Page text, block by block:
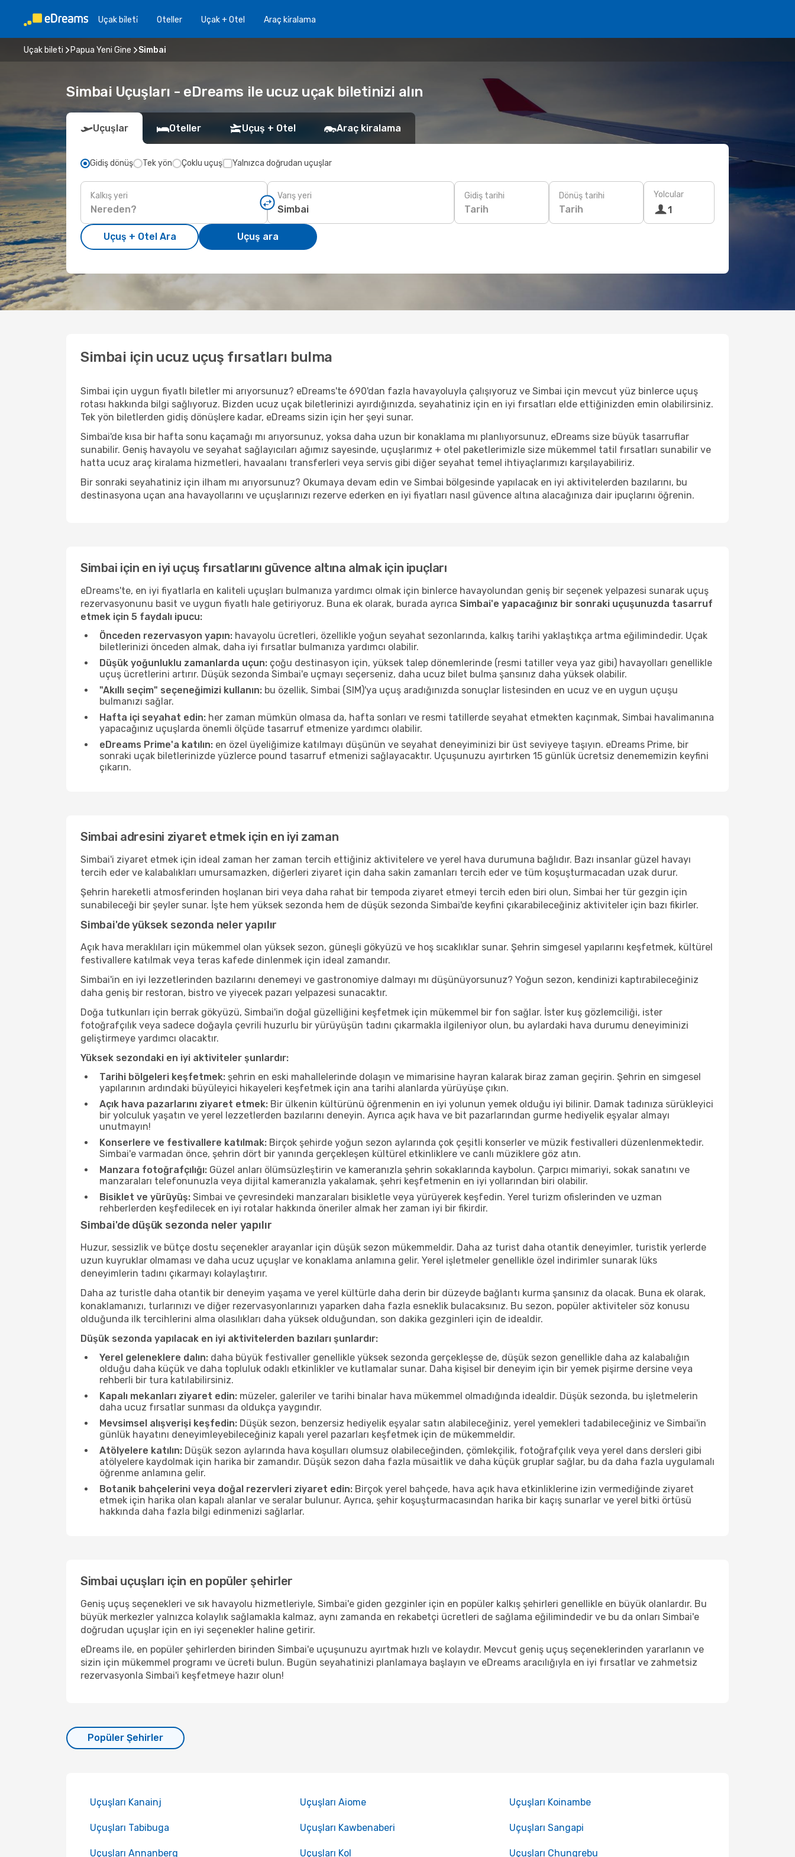
Uçak bi̇leti̇ Oteller Uçak + Otel Araç ki̇ralama
Uçak bileti Papua Yeni Gine Simbai
Simbai Uçuşları - eDreams ile ucuz uçak biletinizi alın
Uçuşlar Oteller Uçuş + Otel Araç kiralama
Gidiş dönüş Tek yön Çoklu uçuş Yalnızca doğrudan uçuşlar
Kalkış yeri Varış yeri Gidiş tarihi
Tarih
Dönüş tarihi
Tarih
Yolcular
1
Uçuş + Otel Ara Uçuş ara
Simbai için ucuz uçuş fırsatları bulma
Simbai için uygun fiyatlı biletler mi arıyorsunuz? eDreams'te 690'dan fazla havayoluyla çalışıyoruz ve Simbai için mevcut yüz binlerce uçuş
rotası hakkında bilgi sağlıyoruz. Bizden ucuz uçak biletlerinizi ayırdığınızda, seyahatiniz için en iyi fırsatları elde ettiğinizden emin olabilirsiniz.
Tek yön biletlerden gidiş dönüşlere kadar, eDreams sizin için her şeyi sunar.
Simbai'de kısa bir hafta sonu kaçamağı mı arıyorsunuz, yoksa daha uzun bir konaklama mı planlıyorsunuz, eDreams size büyük tasarruflar
sunabilir. Geniş havayolu ve seyahat sağlayıcıları ağımız sayesinde, uçuşlarımız + otel paketlerimizle size mükemmel tatil fırsatları sunabilir ve
hatta ucuz araç kiralama hizmetleri, havaalanı transferleri veya servis gibi diğer seyahat temel ihtiyaçlarımızı karşılayabiliriz.
Bir sonraki seyahatiniz için ilham mı arıyorsunuz? Okumaya devam edin ve Simbai bölgesinde yapılacak en iyi aktivitelerden bazılarını, bu
destinasyona uçan ana havayollarını ve uçuşlarınızı rezerve ederken en iyi fiyatları nasıl güvence altına alacağınıza dair ipuçlarını öğrenin.
Simbai için en iyi uçuş fırsatlarını güvence altına almak için ipuçları
eDreams'te, en iyi fiyatlarla en kaliteli uçuşları bulmanıza yardımcı olmak için binlerce havayolundan geniş bir seçenek yelpazesi sunarak uçuş
rezervasyonunu basit ve uygun fiyatlı hale getiriyoruz. Buna ek olarak, burada ayrıca Simbai'e yapacağınız bir sonraki uçuşunuzda tasarruf
etmek için 5 faydalı ipucu:
Önceden rezervasyon yapın: havayolu ücretleri, özellikle yoğun seyahat sezonlarında, kalkış tarihi yaklaştıkça artma eğilimindedir. Uçak
biletlerinizi önceden almak, daha iyi fırsatlar bulmanıza yardımcı olabilir.
Düşük yoğunluklu zamanlarda uçun: çoğu destinasyon için, yüksek talep dönemlerinde (resmi tatiller veya yaz gibi) havayolları genellikle
uçuş ücretlerini artırır. Düşük sezonda Simbai'e uçmayı seçerseniz, daha ucuz bilet bulma şansınız daha yüksek olabilir.
"Akıllı seçim" seçeneğimizi kullanın: bu özellik, Simbai (SIM)'ya uçuş aradığınızda sonuçlar listesinden en ucuz ve en uygun uçuşu
bulmanızı sağlar.
Hafta içi seyahat edin: her zaman mümkün olmasa da, hafta sonları ve resmi tatillerde seyahat etmekten kaçınmak, Simbai havalimanına
yapacağınız uçuşlarda önemli ölçüde tasarruf etmenize yardımcı olabilir.
eDreams Prime'a katılın: en özel üyeliğimize katılmayı düşünün ve seyahat deneyiminizi bir üst seviyeye taşıyın. eDreams Prime, bir
sonraki uçak biletlerinizde yüzlerce pound tasarruf etmenizi sağlayacaktır. Uçuşunuzu ayırtırken 15 günlük ücretsiz denememizin keyfini
çıkarın.
Simbai adresini ziyaret etmek için en iyi zaman
Simbai'i ziyaret etmek için ideal zaman her zaman tercih ettiğiniz aktivitelere ve yerel hava durumuna bağlıdır. Bazı insanlar güzel havayı
tercih eder ve kalabalıkları umursamazken, diğerleri ziyaret için daha sakin zamanları tercih eder ve tüm koşuşturmacadan uzak durur.
Şehrin hareketli atmosferinden hoşlanan biri veya daha rahat bir tempoda ziyaret etmeyi tercih eden biri olun, Simbai her tür gezgin için
sunabileceği bir şeyler sunar. İşte hem yüksek sezonda hem de düşük sezonda Simbai'de keyfini çıkarabileceğiniz aktiviteler için bazı fikirler.
Simbai'de yüksek sezonda neler yapılır
Açık hava meraklıları için mükemmel olan yüksek sezon, güneşli gökyüzü ve hoş sıcaklıklar sunar. Şehrin simgesel yapılarını keşfetmek, kültürel
festivallere katılmak veya teras kafede dinlenmek için ideal zamandır.
Simbai'in en iyi lezzetlerinden bazılarını denemeyi ve gastronomiye dalmayı mı düşünüyorsunuz? Yoğun sezon, kendinizi kaptırabileceğiniz
daha geniş bir restoran, bistro ve yiyecek pazarı yelpazesi sunacaktır.
Doğa tutkunları için berrak gökyüzü, Simbai'in doğal güzelliğini keşfetmek için mükemmel bir fon sağlar. İster kuş gözlemciliği, ister
fotoğrafçılık veya sadece doğayla çevrili huzurlu bir yürüyüşün tadını çıkarmakla ilgileniyor olun, bu aylardaki hava durumu deneyiminizi
geliştirmeye yardımcı olacaktır.
Yüksek sezondaki en iyi aktiviteler şunlardır:
Tarihi bölgeleri keşfetmek: şehrin en eski mahallelerinde dolaşın ve mimarisine hayran kalarak biraz zaman geçirin. Şehrin en simgesel
yapılarının ardındaki büyüleyici hikayeleri keşfetmek için ana tarihi alanlarda yürüyüşe çıkın.
Açık hava pazarlarını ziyaret etmek: Bir ülkenin kültürünü öğrenmenin en iyi yolunun yemek olduğu iyi bilinir. Damak tadınıza sürükleyici
bir yolculuk yaşatın ve yerel lezzetlerden bazılarını deneyin. Ayrıca açık hava ve bit pazarlarından gurme hediyelik eşyalar almayı
unutmayın!
Konserlere ve festivallere katılmak: Birçok şehirde yoğun sezon aylarında çok çeşitli konserler ve müzik festivalleri düzenlenmektedir.
Simbai'e varmadan önce, şehrin dört bir yanında gerçekleşen kültürel etkinliklere ve canlı müziklere göz atın.
Manzara fotoğrafçılığı: Güzel anları ölümsüzleştirin ve kameranızla şehrin sokaklarında kaybolun. Çarpıcı mimariyi, sokak sanatını ve
manzaraları telefonunuzla veya dijital kameranızla yakalamak, şehri keşfetmenin en iyi yollarından biri olabilir.
Bisiklet ve yürüyüş: Simbai ve çevresindeki manzaraları bisikletle veya yürüyerek keşfedin. Yerel turizm ofislerinden ve uzman
rehberlerden keşfedilecek en iyi rotalar hakkında öneriler almak her zaman iyi bir fikirdir.
Simbai'de düşük sezonda neler yapılır
Huzur, sessizlik ve bütçe dostu seçenekler arayanlar için düşük sezon mükemmeldir. Daha az turist daha otantik deneyimler, turistik yerlerde
uzun kuyruklar olmaması ve daha ucuz uçuşlar ve konaklama anlamına gelir. Yerel işletmeler genellikle özel indirimler sunarak lüks
deneyimlerin tadını çıkarmayı kolaylaştırır.
Daha az turistle daha otantik bir deneyim yaşama ve yerel kültürle daha derin bir düzeyde bağlantı kurma şansınız da olacak. Buna ek olarak,
konaklamanızı, turlarınızı ve diğer rezervasyonlarınızı yaparken daha fazla esneklik bulacaksınız. Bu sezon, popüler aktiviteler söz konusu
olduğunda ilk tercihlerini alma olasılıkları daha yüksek olduğundan, son dakika gezginleri için de idealdir.
Düşük sezonda yapılacak en iyi aktivitelerden bazıları şunlardır:
Yerel geleneklere dalın: daha büyük festivaller genellikle yüksek sezonda gerçekleşse de, düşük sezon genellikle daha az kalabalığın
olduğu daha küçük ve daha topluluk odaklı etkinlikler ve kutlamalar sunar. Daha kişisel bir deneyim için bir yemek pişirme dersine veya
rehberli bir tura katılabilirsiniz.
Kapalı mekanları ziyaret edin: müzeler, galeriler ve tarihi binalar hava mükemmel olmadığında idealdir. Düşük sezonda, bu işletmelerin
daha ucuz fırsatlar sunması da oldukça yaygındır.
Mevsimsel alışverişi keşfedin: Düşük sezon, benzersiz hediyelik eşyalar satın alabileceğiniz, yerel yemekleri tadabileceğiniz ve Simbai'in
günlük hayatını deneyimleyebileceğiniz kapalı yerel pazarları keşfetmek için de mükemmeldir.
Atölyelere katılın: Düşük sezon aylarında hava koşulları olumsuz olabileceğinden, çömlekçilik, fotoğrafçılık veya yerel dans dersleri gibi
atölyelere kaydolmak için harika bir zamandır. Düşük sezon daha fazla müsaitlik ve daha küçük gruplar sağlar, bu da daha fazla uygulamalı
öğrenme anlamına gelir.
Botanik bahçelerini veya doğal rezervleri ziyaret edin: Birçok yerel bahçede, hava açık hava etkinliklerine izin vermediğinde ziyaret
etmek için harika olan kapalı alanlar ve seralar bulunur. Ayrıca, şehir koşuşturmacasından harika bir kaçış sunarlar ve yerel bitki örtüsü
hakkında daha fazla bilgi edinmenizi sağlarlar.
Simbai uçuşları için en popüler şehirler
Geniş uçuş seçenekleri ve sık havayolu hizmetleriyle, Simbai'e giden gezginler için en popüler kalkış şehirleri genellikle en büyük olanlardır. Bu
büyük merkezler yalnızca kolaylık sağlamakla kalmaz, aynı zamanda en rekabetçi ücretleri de sağlama eğilimindedir ve bu da onları Simbai'e
doğrudan uçuşlar için en iyi seçenekler haline getirir.
eDreams ile, en popüler şehirlerden birinden Simbai'e uçuşunuzu ayırtmak hızlı ve kolaydır. Mevcut geniş uçuş seçeneklerinden yararlanın ve
sizin için mükemmel programı ve ücreti bulun. Bugün seyahatinizi planlamaya başlayın ve eDreams aracılığıyla en iyi fırsatlar ve zahmetsiz
rezervasyonla Simbai'i keşfetmeye hazır olun!
Popüler Şehirler
Uçuşları Kanainj Uçuşları Aiome Uçuşları Koinambe
Uçuşları Tabibuga Uçuşları Kawbenaberi Uçuşları Sangapi
Uçuşları Annanberg Uçuşları Kol Uçuşları Chungrebu